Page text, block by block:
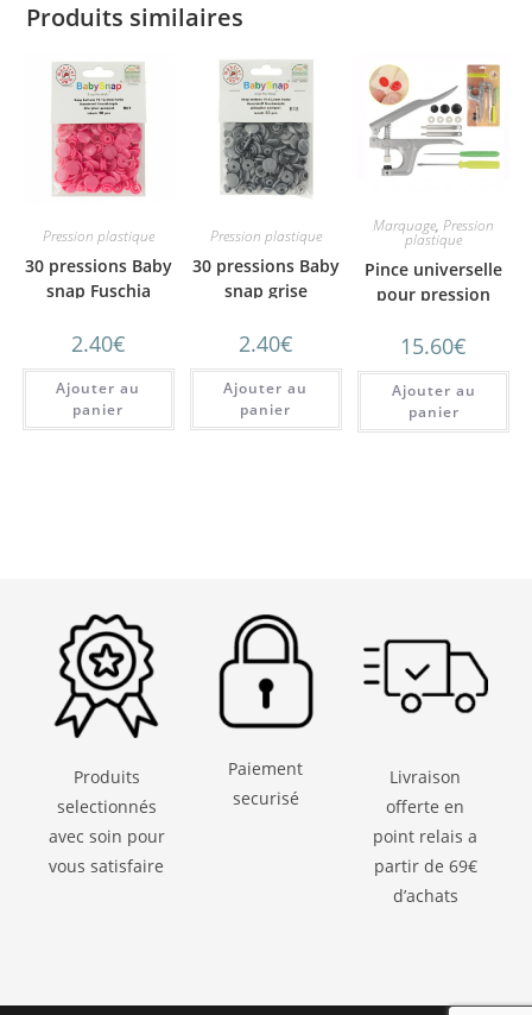
Produits similaires
Pression plastique
30 pressions Baby
snap Fuschia
2.40€
Ajouter au
panier
Pression plastique
30 pressions Baby
snap grise
2.40€
Ajouter au
panier
Marquage,Pression
plastique
Pince universelle
pour pression
15.60€
Ajouter au
panier
Produits
selectionnés
avec soin pour
vous satisfaire
Paiement
securisé
Livraison
offerte en
point relais a
partir de 69€
d’achats